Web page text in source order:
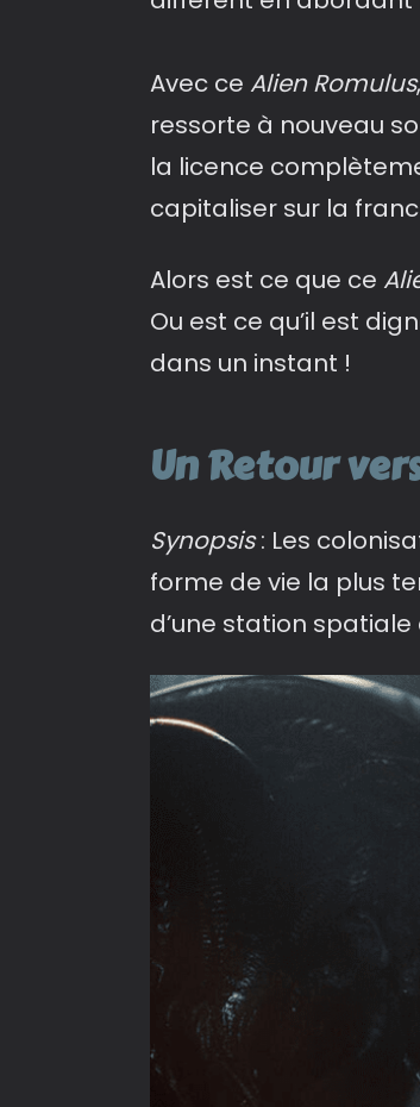
Avec ce Alien Romulus
ressorte à nouveau
la licence
capitaliser sur la
Alors est ce que ce
Ou est ce qu’il est
dans un instant !
Un Retour
Synopsis: Les
forme de vie la plus
d’une station